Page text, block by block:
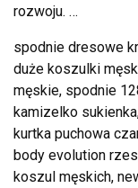
rozwoju. …
spodnie dresowe
duże koszulki
męskie, spodnie
kamizelko
kurtka puchowa
body evolution
koszul męskich,